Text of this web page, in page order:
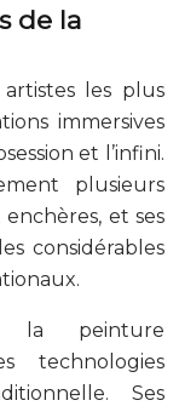
de la
les plus
immersives
et l’infini.
plusieurs
et ses
considérables
la peinture
technologies
Ses